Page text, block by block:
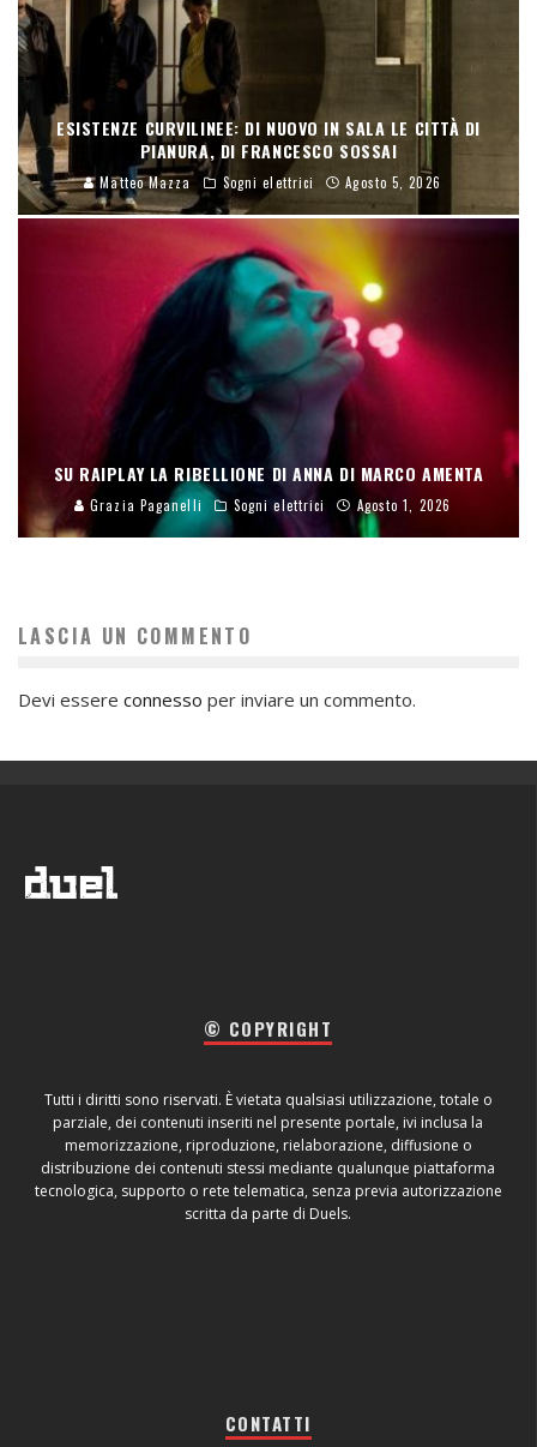
ESISTENZE CURVILINEE: DI NUOVO IN SALA LE CITTÀ DI
PIANURA, DI FRANCESCO SOSSAI
Matteo Mazza Sogni elettrici Agosto 5, 2026
SU RAIPLAY LA RIBELLIONE DI ANNA DI MARCO AMENTA
Grazia Paganelli Sogni elettrici Agosto 1, 2026
LASCIA UN COMMENTO
Devi essere connesso per inviare un commento.
© COPYRIGHT
Tutti i diritti sono riservati. È vietata qualsiasi utilizzazione, totale o
parziale, dei contenuti inseriti nel presente portale, ivi inclusa la
memorizzazione, riproduzione, rielaborazione, diffusione o
distribuzione dei contenuti stessi mediante qualunque piattaforma
tecnologica, supporto o rete telematica, senza previa autorizzazione
scritta da parte di Duels.
CONTATTI